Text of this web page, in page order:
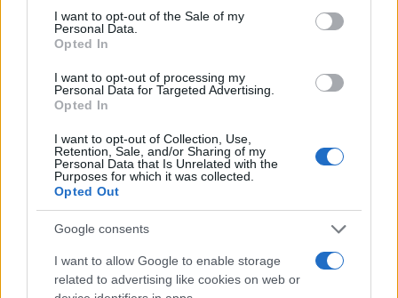
consent section.
I want to opt-out of the Sale of my
Personal Data.
Opted In
I want to opt-out of processing my
Personal Data for Targeted Advertising.
Opted In
I want to opt-out of Collection, Use,
Retention, Sale, and/or Sharing of my
Personal Data that Is Unrelated with the
Purposes for which it was collected.
Opted Out
Google consents
I want to allow Google to enable storage
related to advertising like cookies on web or
Compra tu coche de segunda mano en
Heycar
AUTOMOVIL